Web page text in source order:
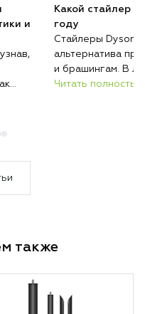
и
на
Какой стайлер
году
Стайлеры Dyson
альтернатива
и брашингам. В
серий с разными
Читать полностью
также